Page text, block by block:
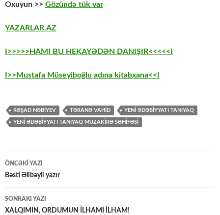
Oxuyun >> Gözündə tük var
YAZARLAR.AZ
I>>>>>HAMI BU HEKAYƏDƏN DANIŞIR<<<<<I
I>>Mustafa Müseyiboğlu adına kitabxana<<I
RƏŞAD NƏBIYEV TƏRANƏ VAHID YENI ƏDƏBIYYATI TANIYAQ
YENI ƏDƏBIYYATI TANIYAQ MÜZAKIRƏ SƏHIFƏSI
Yazılar
üzrə
naviqasiya
ÖNCƏKI YAZI
Bəsti Əlibəyli yazır
SONRAKI YAZI
XALQIMIN, ORDUMUN İLHAMI İLHAM!